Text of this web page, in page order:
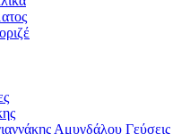
Αμυγδάλου Γεύσεις